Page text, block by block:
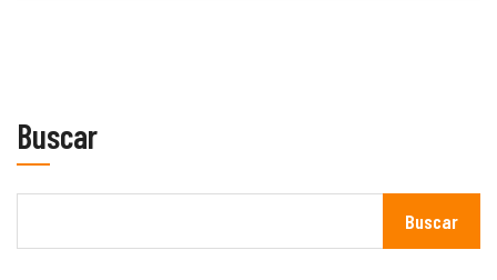
Buscar
Buscar